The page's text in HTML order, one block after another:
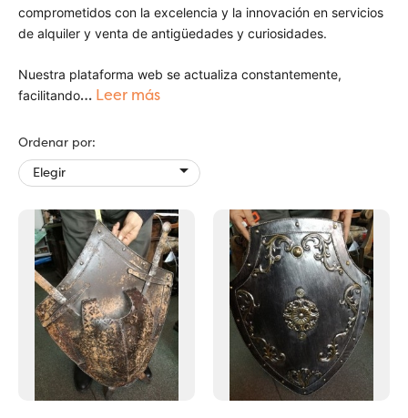
comprometidos con la excelencia y la innovación en servicios
de alquiler y venta de antigüedades y curiosidades.
Nuestra plataforma web se actualiza constantemente,
facilitando… Leer más
Ordenar por:
Elegir
